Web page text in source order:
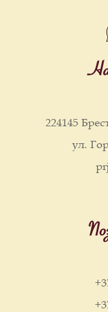
224145
ул.